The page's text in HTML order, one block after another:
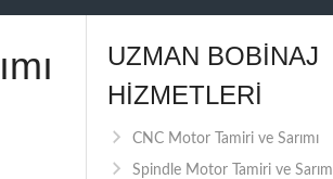
UZMAN BOBINAJ
HIZMETLERI
CNC Motor Tamiri ve Sarımı
Spindle Motor Tamiri ve